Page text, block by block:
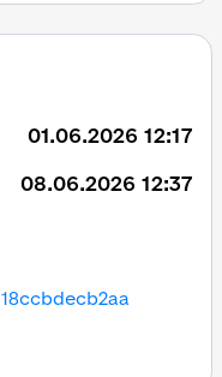
01.06.2026 12:17
08.06.2026 12:37